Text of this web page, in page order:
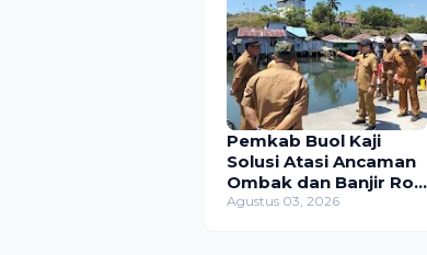
Pemkab Buol Kaji
Solusi Atasi Ancaman
Ombak dan Banjir Rob
di Lokodidi
Agustus 03, 2026